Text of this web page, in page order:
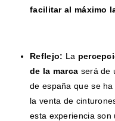
facilitar al máximo
Reflejo: La
de la marca será de
de españa que se
la venta de
esta experiencia son